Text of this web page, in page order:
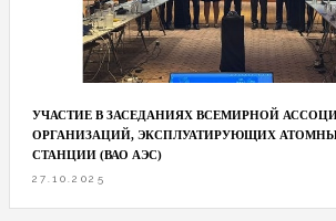
УЧАСТИЕ В ЗАСЕДАНИЯХ ВСЕМИРНОЙ
ОРГАНИЗАЦИЙ, ЭКСПЛУАТИРУЮЩИХ
СТАНЦИИ (ВАО АЭС)
27.10.2025